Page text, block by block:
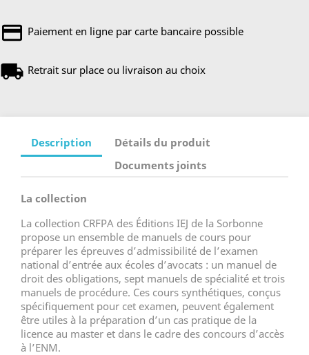
Paiement en ligne par carte bancaire possible
Retrait sur place ou livraison au choix
Description
Détails du produit
Documents joints
La collection
La collection CRFPA des Éditions IEJ de la Sorbonne
propose un ensemble de manuels de cours pour
préparer les épreuves d’admissibilité de l’examen
national d’entrée aux écoles d’avocats : un manuel de
droit des obligations, sept manuels de spécialité et trois
manuels de procédure. Ces cours synthétiques, conçus
spécifiquement pour cet examen, peuvent également
être utiles à la préparation d’un cas pratique de la
licence au master et dans le cadre des concours d’accès
à l’ENM.